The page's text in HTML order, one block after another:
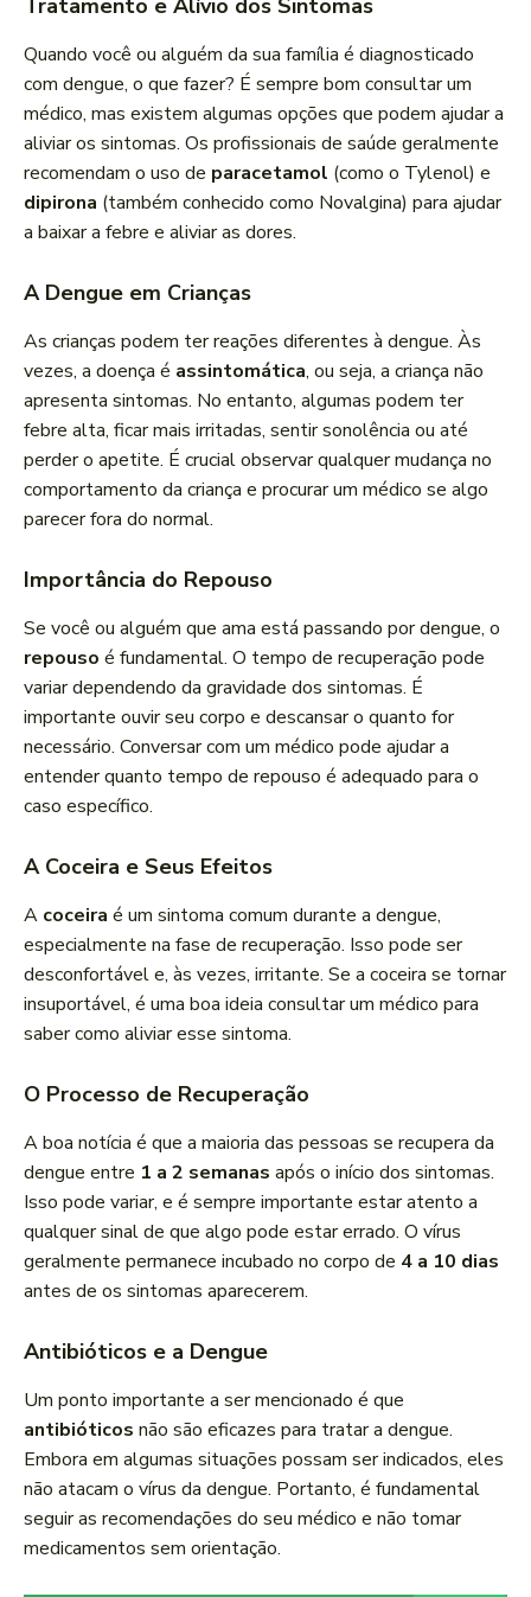
Tratamento e Alívio dos Sintomas
Quando você ou alguém da sua família é diagnosticado
com dengue, o que fazer? É sempre bom consultar um
médico, mas existem algumas opções que podem ajudar a
aliviar os sintomas. Os profissionais de saúde geralmente
recomendam o uso de paracetamol (como o Tylenol) e
dipirona (também conhecido como Novalgina) para ajudar
a baixar a febre e aliviar as dores.
A Dengue em Crianças
As crianças podem ter reações diferentes à dengue. Às
vezes, a doença é assintomática, ou seja, a criança não
apresenta sintomas. No entanto, algumas podem ter
febre alta, ficar mais irritadas, sentir sonolência ou até
perder o apetite. É crucial observar qualquer mudança no
comportamento da criança e procurar um médico se algo
parecer fora do normal.
Importância do Repouso
Se você ou alguém que ama está passando por dengue, o
repouso é fundamental. O tempo de recuperação pode
variar dependendo da gravidade dos sintomas. É
importante ouvir seu corpo e descansar o quanto for
necessário. Conversar com um médico pode ajudar a
entender quanto tempo de repouso é adequado para o
caso específico.
A Coceira e Seus Efeitos
A coceira é um sintoma comum durante a dengue,
especialmente na fase de recuperação. Isso pode ser
desconfortável e, às vezes, irritante. Se a coceira se tornar
insuportável, é uma boa ideia consultar um médico para
saber como aliviar esse sintoma.
O Processo de Recuperação
A boa notícia é que a maioria das pessoas se recupera da
dengue entre 1 a 2 semanas após o início dos sintomas.
Isso pode variar, e é sempre importante estar atento a
qualquer sinal de que algo pode estar errado. O vírus
geralmente permanece incubado no corpo de 4 a 10 dias
antes de os sintomas aparecerem.
Antibióticos e a Dengue
Um ponto importante a ser mencionado é que
antibióticos não são eficazes para tratar a dengue.
Embora em algumas situações possam ser indicados, eles
não atacam o vírus da dengue. Portanto, é fundamental
seguir as recomendações do seu médico e não tomar
medicamentos sem orientação.